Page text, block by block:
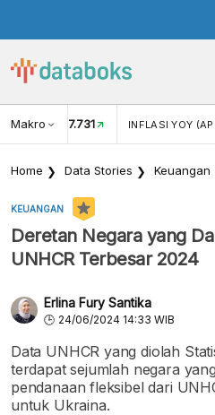
Makro
USD/IDR 17.731 INFLASI YOY
Home Data Stories Keuangan
KEUANGAN
Deretan Negara yang
UNHCR Terbesar 2024
Erlina Fury Santika
24/06/2024 14:33 WIB
Data UNHCR yang diolah
terdapat sejumlah negara
pendanaan fleksibel dari
untuk Ukraina.